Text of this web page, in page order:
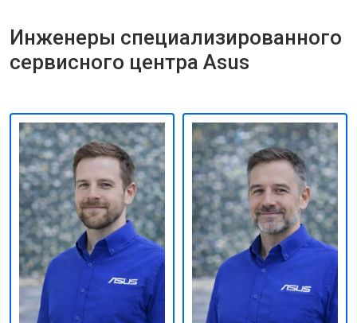
Инженеры специализированного
сервисного центра Asus